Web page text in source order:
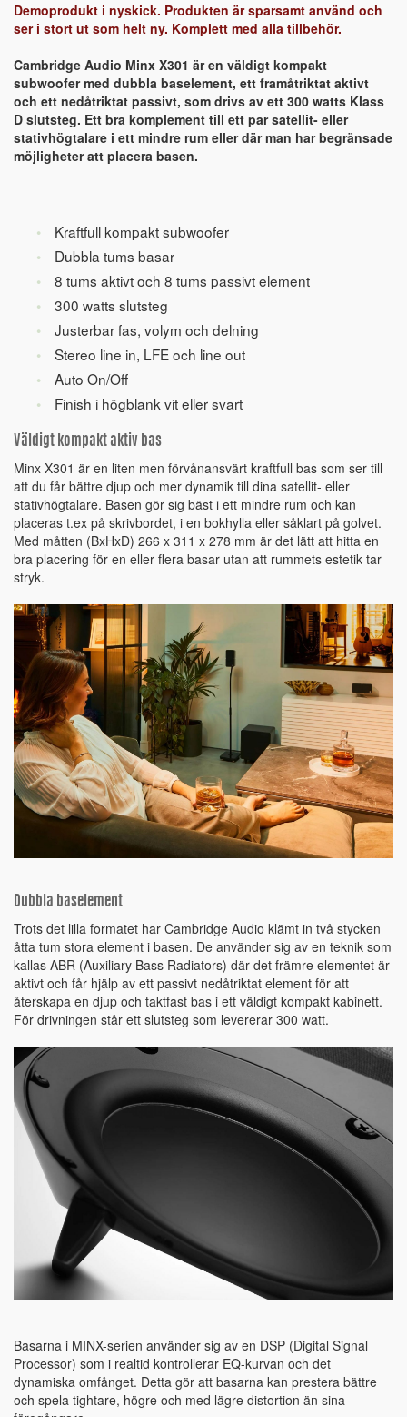
Demoprodukt i nyskick. Produkten är sparsamt använd och
ser i stort ut som helt ny. Komplett med alla tillbehör.
Cambridge Audio Minx X301 är en väldigt kompakt
subwoofer med dubbla baselement, ett framåtriktat aktivt
och ett nedåtriktat passivt, som drivs av ett 300 watts Klass
D slutsteg. Ett bra komplement till ett par satellit- eller
stativhögtalare i ett mindre rum eller där man har begränsade
möjligheter att placera basen.
Kraftfull kompakt subwoofer
Dubbla tums basar
8 tums aktivt och 8 tums passivt element
300 watts slutsteg
Justerbar fas, volym och delning
Stereo line in, LFE och line out
Auto On/Off
Finish i högblank vit eller svart
Väldigt kompakt aktiv bas
Minx X301 är en liten men förvånansvärt kraftfull bas som ser till
att du får bättre djup och mer dynamik till dina satellit- eller
stativhögtalare. Basen gör sig bäst i ett mindre rum och kan
placeras t.ex på skrivbordet, i en bokhylla eller såklart på golvet.
Med måtten (BxHxD) 266 x 311 x 278 mm är det lätt att hitta en
bra placering för en eller flera basar utan att rummets estetik tar
stryk.
Dubbla baselement
Trots det lilla formatet har Cambridge Audio klämt in två stycken
åtta tum stora element i basen. De använder sig av en teknik som
kallas ABR (Auxiliary Bass Radiators) där det främre elementet är
aktivt och får hjälp av ett passivt nedåtriktat element för att
återskapa en djup och taktfast bas i ett väldigt kompakt kabinett.
För drivningen står ett slutsteg som levererar 300 watt.
Basarna i MINX-serien använder sig av en DSP (Digital Signal
Processor) som i realtid kontrollerar EQ-kurvan och det
dynamiska omfånget. Detta gör att basarna kan prestera bättre
och spela tightare, högre och med lägre distortion än sina